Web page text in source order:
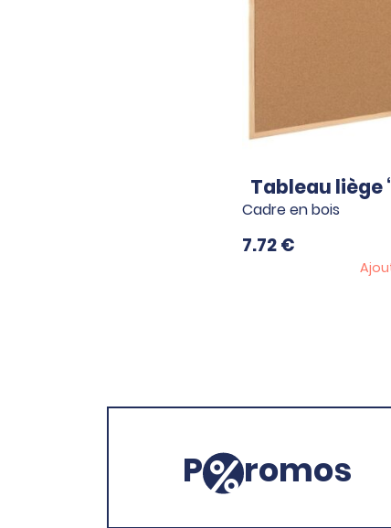
Tableau liège
Cadre en bois
7.72€
P romos